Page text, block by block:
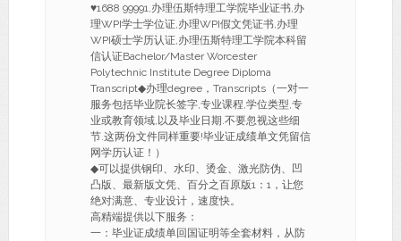
♥1688 99991,办理伍斯特理工学院毕业证书,办
理WPI学士学位证,办理WPI假文凭证书,办理
WPI硕士学历认证,办理伍斯特理工学院本科留
信认证Bachelor/Master Worcester
Polytechnic Institute Degree Diploma
Transcript◆办理degree，Transcripts（一对一
服务包括毕业院长签字,专业课程,学位类型,专
业或教育领域,以及毕业日期.不要忽视这些细
节.这两份文件同样重要!毕业证成绩单文凭留信
网学历认证！）
◆可以提供钢印、水印、烫金、激光防伪、凹
凸版、最新版文凭、百分之百原版1：1，让您
绝对满意、专业设计，速度快。
高精端提供以下服务：
一：毕业证成绩单回国证明等全套材料，从防